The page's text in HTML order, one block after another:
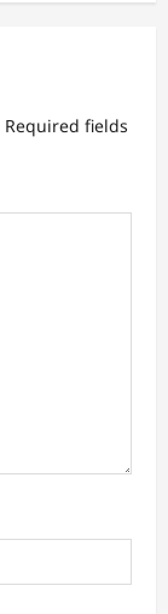
Required fields